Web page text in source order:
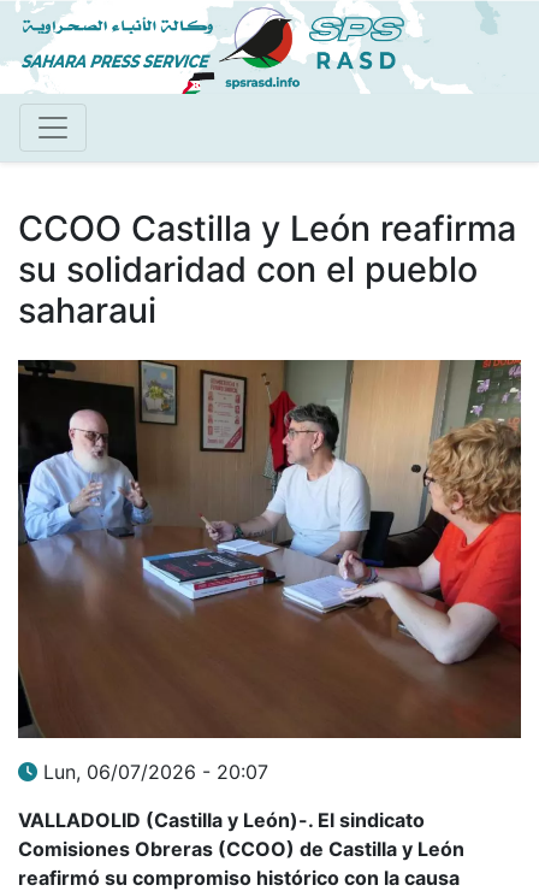
Pasar
al
contenido
CCOO Castilla y León reafirma
su solidaridad con el pueblo
saharaui
Lun, 06/07/2026 - 20:07
VALLADOLID (Castilla y León)-. El sindicato
Comisiones Obreras (CCOO) de Castilla y León
reafirmó su compromiso histórico con la causa